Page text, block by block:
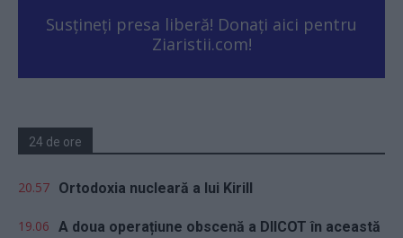
Susțineți presa liberă! Donați aici pentru
Ziaristii.com!
24 de ore
20.57 Ortodoxia nucleară a lui Kirill
19.06 A doua operațiune obscenă a DIICOT în această